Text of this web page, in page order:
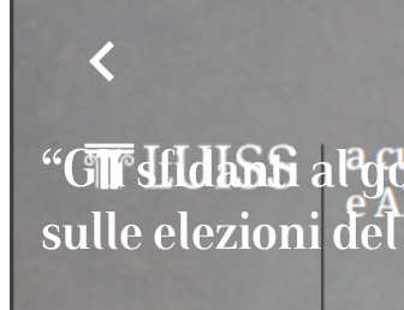
“Dall’Europa
su elezioni e